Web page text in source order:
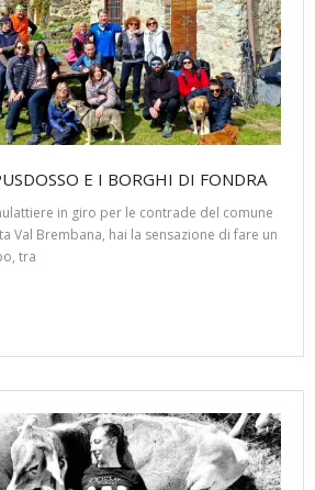
E I BORGHI DI FONDRA
in giro per le contrade del comune
Val Brembana, hai la sensazione di fare un
tra